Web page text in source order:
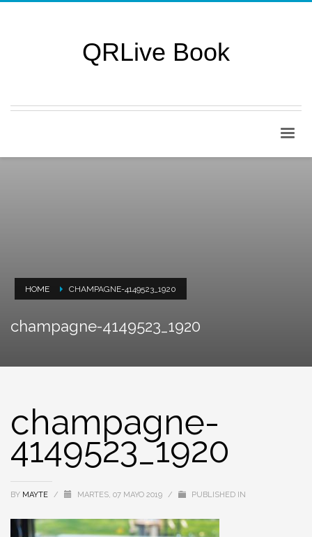
QRLive Book
HOME CHAMPAGNE-4149523_1920
champagne-4149523_1920
champagne-
4149523_1920
BY MAYTE / MARTES, 07 MAYO 2019 / PUBLISHED IN